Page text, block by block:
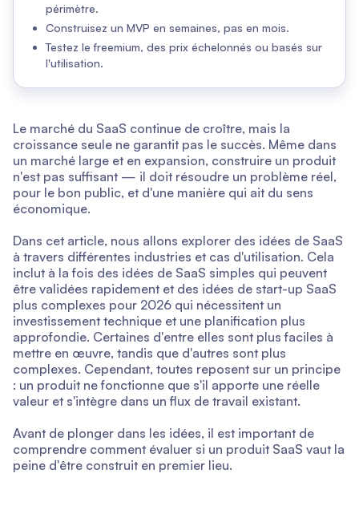
périmètre.
Construisez un MVP en semaines, pas en mois.
Testez le freemium, des prix échelonnés ou basés sur
l'utilisation.
Le marché du SaaS continue de croître, mais la
croissance seule ne garantit pas le succès. Même dans
un marché large et en expansion, construire un produit
n'est pas suffisant — il doit résoudre un problème réel,
pour le bon public, et d'une manière qui ait du sens
économique.
Dans cet article, nous allons explorer des idées de SaaS
à travers différentes industries et cas d'utilisation. Cela
inclut à la fois des idées de SaaS simples qui peuvent
être validées rapidement et des idées de start-up SaaS
plus complexes pour 2026 qui nécessitent un
investissement technique et une planification plus
approfondie. Certaines d'entre elles sont plus faciles à
mettre en œuvre, tandis que d'autres sont plus
complexes. Cependant, toutes reposent sur un principe
: un produit ne fonctionne que s'il apporte une réelle
valeur et s'intègre dans un flux de travail existant.
Avant de plonger dans les idées, il est important de
comprendre comment évaluer si un produit SaaS vaut la
peine d'être construit en premier lieu.